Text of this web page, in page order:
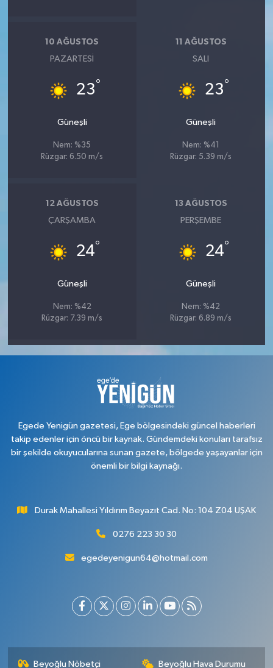
10 AĞUSTOS
PAZARTESI
23°
Güneşli
Nem: %35
Rüzgar: 6.50 m/s
11 AĞUSTOS
SALI
23°
Güneşli
Nem: %41
Rüzgar: 5.39 m/s
12 AĞUSTOS
ÇARŞAMBA
24°
Güneşli
Nem: %42
Rüzgar: 7.39 m/s
13 AĞUSTOS
PERŞEMBE
24°
Güneşli
Nem: %42
Rüzgar: 6.89 m/s
Egede Yenigün gazetesi, Ege bölgesindeki güncel haberleri
takip edenler için öncü bir kaynak. Gündemdeki konuları tarafsız
bir şekilde okuyucularına sunan gazete, bölgede yaşayanlar için
önemli bir bilgi kaynağı.
Durak Mahallesi Yıldırım Beyazıt Cad. No: 104 Z04 UŞAK
0276 223 30 30
egedeyenigun64@hotmail.com
Beyoğlu Nöbetçi Beyoğlu Hava Durumu